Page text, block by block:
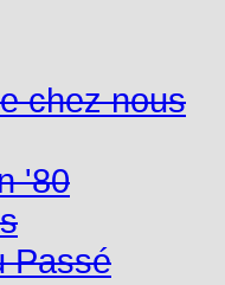
chez nous
'80
Passé